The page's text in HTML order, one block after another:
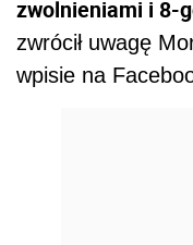
zwolnieniami i 8-
zwrócił uwagę
wpisie na